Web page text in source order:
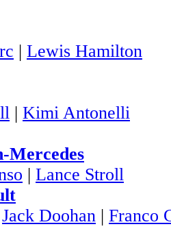
| Lewis Hamilton
| Kimi Antonelli
Mercedes
| Lance Stroll
Jack Doohan | Franco